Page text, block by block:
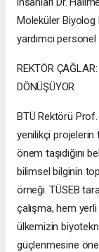
Moleküler Biyolog
yardımcı
REKTÖR
DÖNÜŞÜYOR
BTÜ Rektörü Prof.
yenilikçi projelerin
önem taşıdığını
bilimsel bilginin
örneği. TÜSEB
çalışma, hem
ülkemizin
güçlenmesine